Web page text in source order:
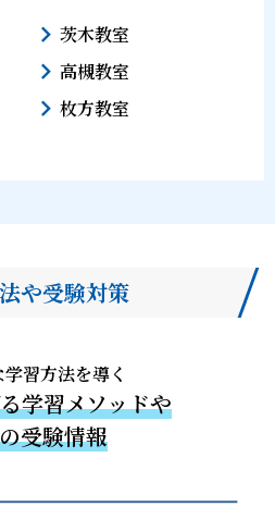
茨木教室
高槻教室
枚方教室
や受験対策
習方法を導く
学習メソッドや
受験情報